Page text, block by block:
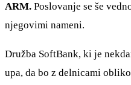
ARM. Poslovanje se še
njegovimi nameni.
Družba SoftBank, ki je
upa, da bo z delnicami